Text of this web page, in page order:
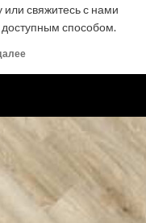
или свяжитесь с нами
способом.
Прочитать
Дуб
Хампи